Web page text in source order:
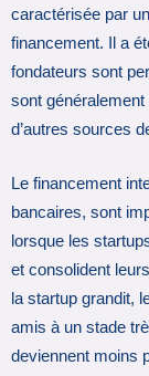
caractérisée par
financement. Il a
fondateurs sont
sont
d’autres sources
Le financement
bancaires, sont
lorsque les
et consolident
la startup grandit,
amis à un stade
deviennent moins